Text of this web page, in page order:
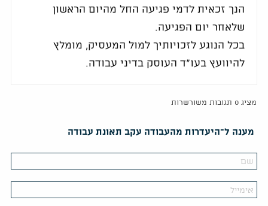
הנך זכאית לדמי פגיעה החל מהיום הראשון
שלאחר יום הפגיעה.
בכל הנוגע לזכויותיך למול המעסיק, מומלץ
להיוועץ בעו"ד העוסק בדיני עבודה.
מציג 0 תגובות משורשרות
מענה ל־היעדרות מהעבודה עקב תאונת עבודה